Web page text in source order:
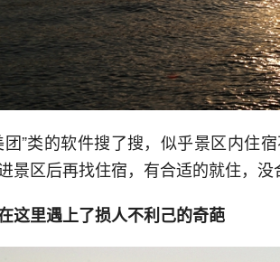
团”类的软件搜了搜，似乎景区内住
景区后再找住宿，有合适的就住，没
里遇上了损人不利己的奇葩